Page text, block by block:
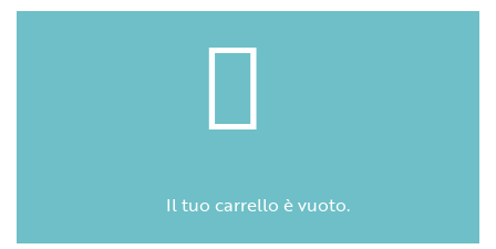
Il tuo carrello è vuoto.